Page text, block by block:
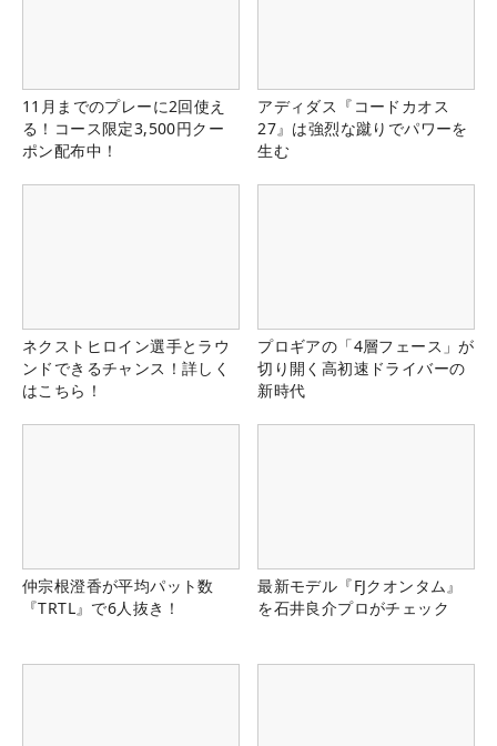
11月までのプレーに2回使え
る！コース限定3,500円クー
ポン配布中！
アディダス『コードカオス
27』は強烈な蹴りでパワーを
生む
ネクストヒロイン選手とラウ
ンドできるチャンス！詳しく
はこちら！
プロギアの「4層フェース」が
切り開く高初速ドライバーの
新時代
仲宗根澄香が平均パット数
『TRTL』で6人抜き！
最新モデル『FJクオンタム』
を石井良介プロがチェック